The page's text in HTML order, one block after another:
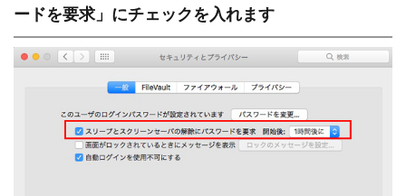
ードを要求」にチェックを入れます